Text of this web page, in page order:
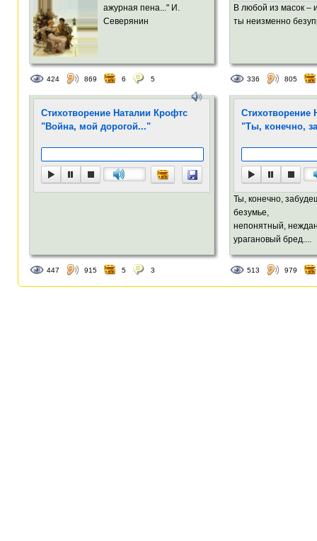
ажурная пена..." И.
Северянин
424 869 6 5
В любой из масок –
ты неизменно
336 805
Стихотворение Наталии Крофтс
"Война, мой дорогой..."
447 915 5 3
Стихотворение
"Ты, конечно,
Ты, конечно,
безумье,
непонятный,
урагановый бред....
513 979